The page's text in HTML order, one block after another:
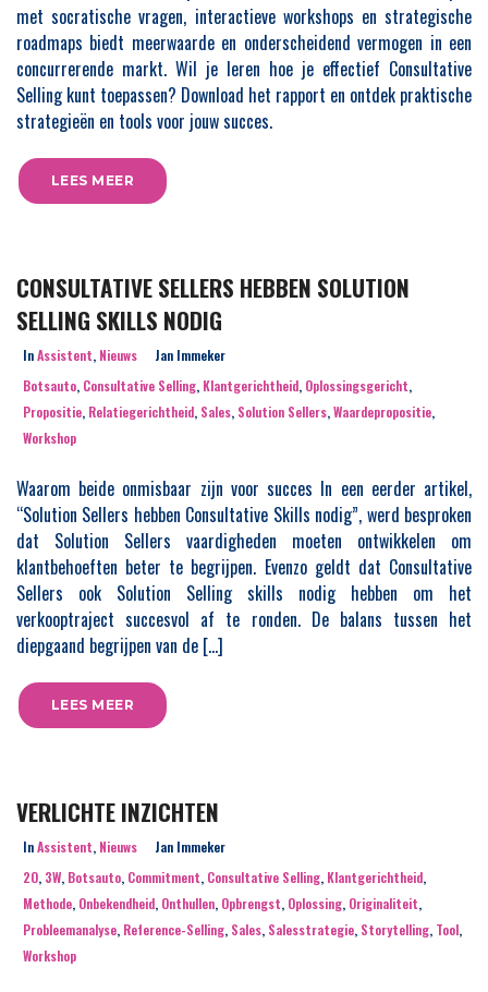
met socratische vragen, interactieve workshops en strategische
roadmaps biedt meerwaarde en onderscheidend vermogen in een
concurrerende markt. Wil je leren hoe je effectief Consultative
Selling kunt toepassen? Download het rapport en ontdek praktische
strategieën en tools voor jouw succes.
LEES MEER
CONSULTATIVE SELLERS HEBBEN SOLUTION
SELLING SKILLS NODIG
InAssistent, Nieuws
Jan Immeker
Botsauto, Consultative Selling, Klantgerichtheid, Oplossingsgericht,
Propositie, Relatiegerichtheid, Sales, Solution Sellers,Waardepropositie,
Workshop
Waarom beide onmisbaar zijn voor succes In een eerder artikel,
“Solution Sellers hebben Consultative Skills nodig”, werd besproken
dat Solution Sellers vaardigheden moeten ontwikkelen om
klantbehoeften beter te begrijpen. Evenzo geldt dat Consultative
Sellers ook Solution Selling skills nodig hebben om het
verkooptraject succesvol af te ronden. De balans tussen het
diepgaand begrijpen van de […]
LEES MEER
VERLICHTE INZICHTEN
InAssistent, Nieuws
Jan Immeker
2O, 3W, Botsauto, Commitment, Consultative Selling, Klantgerichtheid,
Methode, Onbekendheid, Onthullen, Opbrengst, Oplossing, Originaliteit,
Probleemanalyse, Reference-Selling, Sales, Salesstrategie, Storytelling, Tool,
Workshop